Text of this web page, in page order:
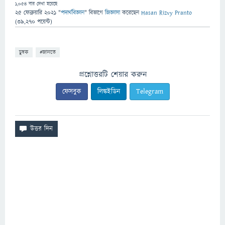
1,054 বার দেখা হয়েছে
25 ফেব্রুয়ারি 2021 "পদার্থবিজ্ঞান" বিভাগে জিজ্ঞাসাকরেছেনHasan Rizvy Pranto
(39,270 পয়েন্ট)
চুম্বক #জানতে
প্রশ্নোত্তরটি শেয়ার করুন
ফেসবুক লিঙ্কইডিন Telegram